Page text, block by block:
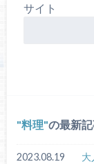
サイト
料理 の最新
2023.08.19
大